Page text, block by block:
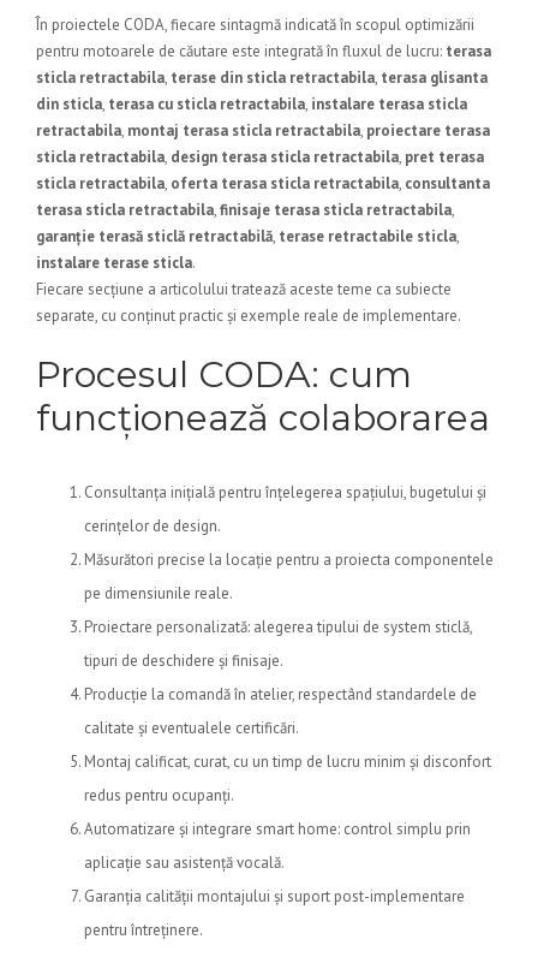
În proiectele CODA, fiecare sintagmă indicată în scopul optimizării
pentru motoarele de căutare este integrată în fluxul de lucru: terasa
sticla retractabila, terase din sticla retractabila, terasa glisanta
din sticla, terasa cu sticla retractabila, instalare terasa sticla
retractabila, montaj terasa sticla retractabila, proiectare terasa
sticla retractabila, design terasa sticla retractabila, pret terasa
sticla retractabila, oferta terasa sticla retractabila, consultanta
terasa sticla retractabila,finisaje terasa sticla retractabila,
garanție terasă sticlă retractabilă, terase retractabile sticla,
instalare terase sticla.
Fiecare secțiune a articolului tratează aceste teme ca subiecte
separate, cu conținut practic și exemple reale de implementare.
Procesul CODA: cum
funcționează colaborarea
Consultanța inițială pentru înțelegerea spațiului, bugetului și
cerințelor de design.
Măsurători precise la locație pentru a proiecta componentele
pe dimensiunile reale.
Proiectare personalizată: alegerea tipului de system sticlă,
tipuri de deschidere și finisaje.
Producție la comandă în atelier, respectând standardele de
calitate și eventualele certificări.
Montaj calificat, curat, cu un timp de lucru minim și disconfort
redus pentru ocupanți.
Automatizare și integrare smart home: control simplu prin
aplicație sau asistență vocală.
Garanția calității montajului și suport post-implementare
pentru întreținere.